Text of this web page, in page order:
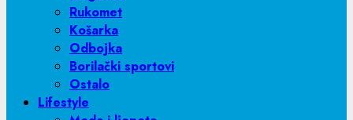
Rukomet
Košarka
Odbojka
Borilački sportovi
Ostalo
Lifestyle